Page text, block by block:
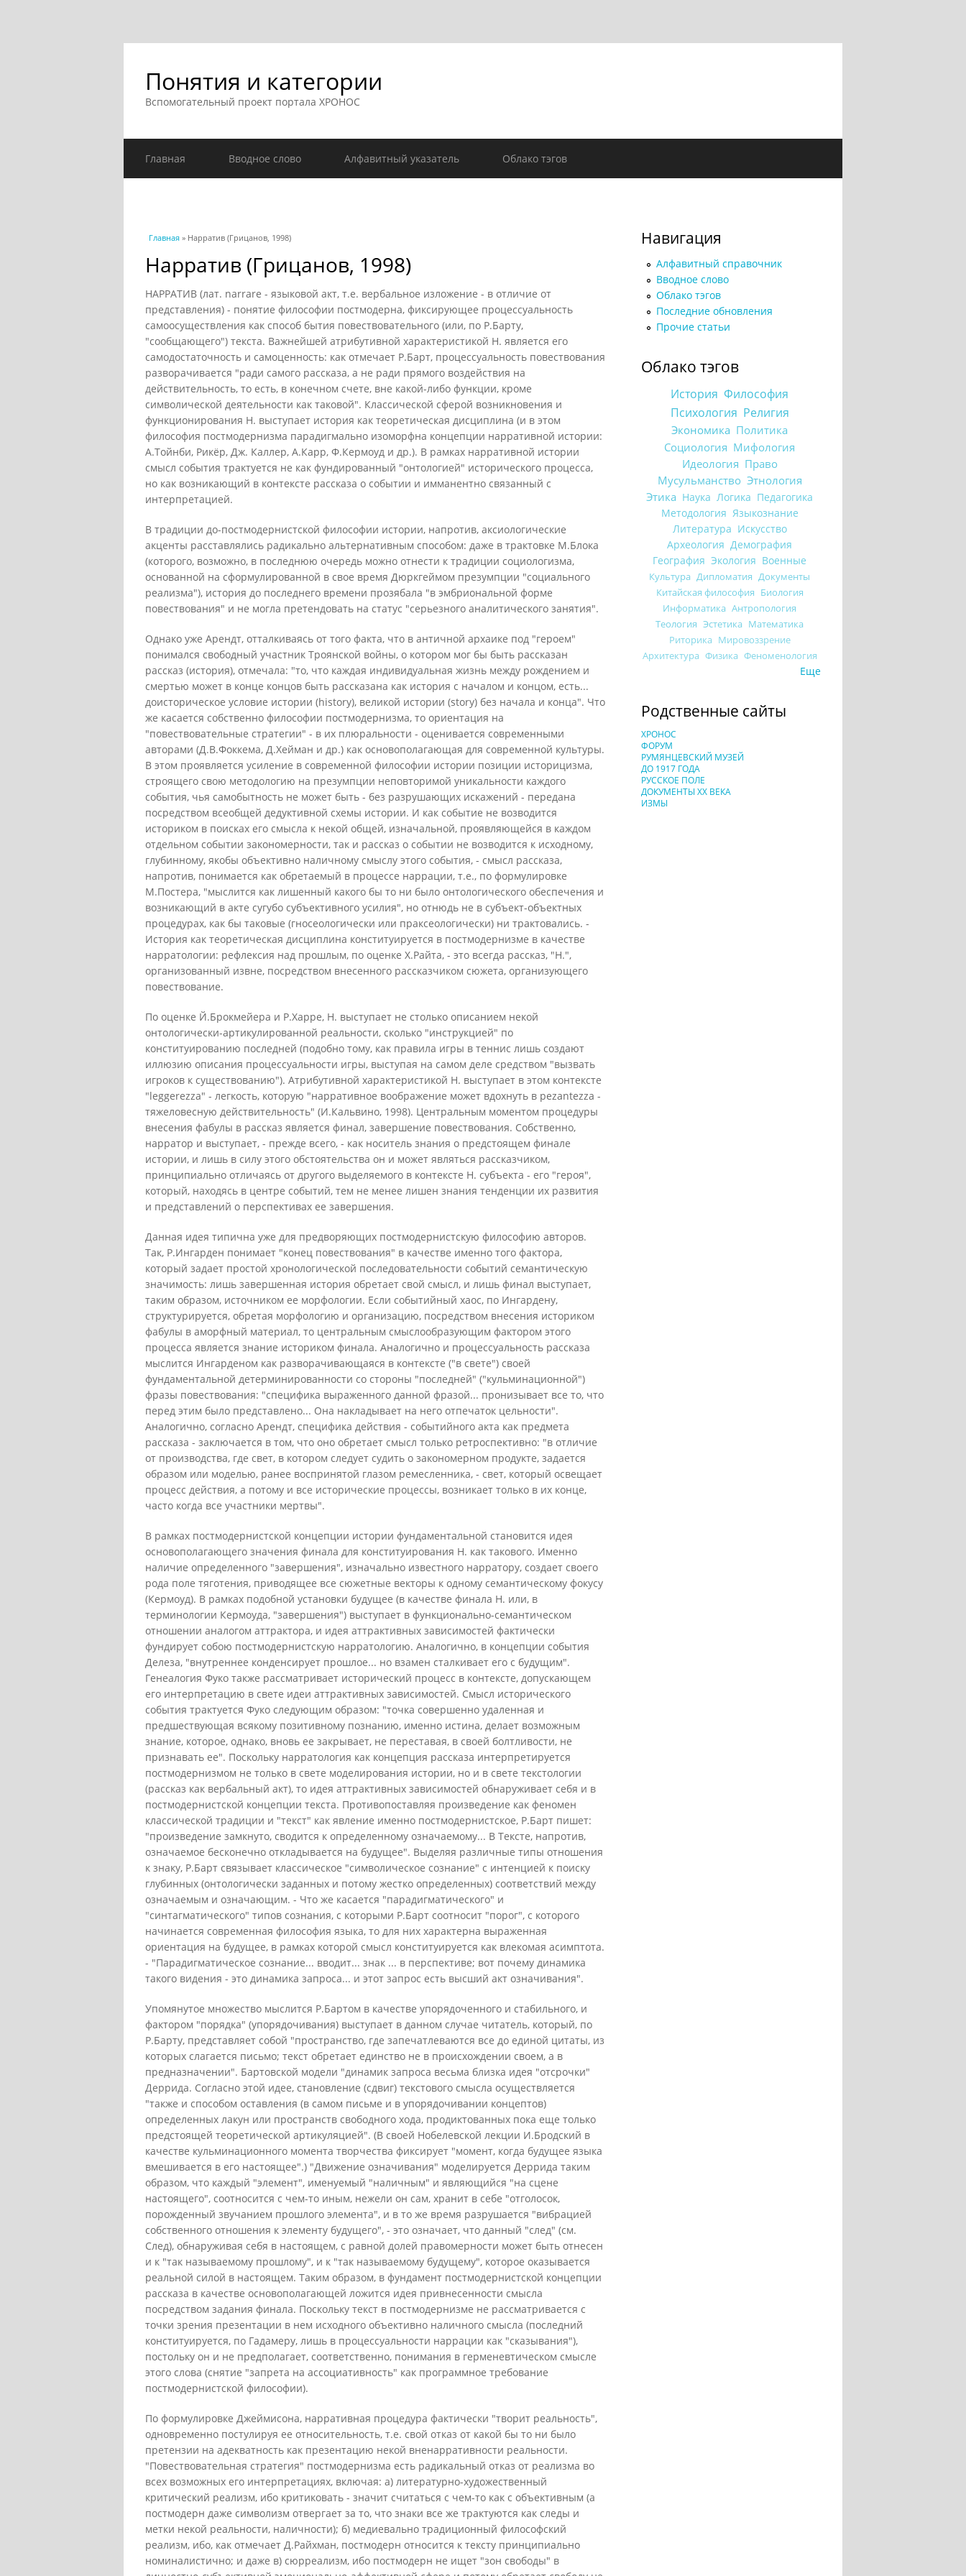
Понятия и категории
Вспомогательный проект портала ХРОНОС
Главная Вводное слово Алфавитный указатель Облако тэгов
Вы здесь
Главная » Нарратив (Грицанов, 1998)
Нарратив (Грицанов, 1998)
НАРРАТИВ (лат. narrare - языковой акт, т.е. вербальное изложение - в отличие от
представления) - понятие философии постмодерна, фиксирующее процессуальность
самоосуществления как способ бытия повествовательного (или, по Р.Барту,
"сообщающего") текста. Важнейшей атрибутивной характеристикой Н. является его
самодостаточность и самоценность: как отмечает Р.Барт, процессуальность повествования
разворачивается "ради самого рассказа, а не ради прямого воздействия на
действительность, то есть, в конечном счете, вне какой-либо функции, кроме
символической деятельности как таковой". Классической сферой возникновения и
функционирования Н. выступает история как теоретическая дисциплина (и в этом
философия постмодернизма парадигмально изоморфна концепции нарративной истории:
А.Тойнби, Рикёр, Дж. Каллер, А.Карр, Ф.Кермоуд и др.). В рамках нарративной истории
смысл события трактуется не как фундированный "онтологией" исторического процесса,
но как возникающий в контексте рассказа о событии и имманентно связанный с
интерпретацией.
В традиции до-постмодернистской философии истории, напротив, аксиологические
акценты расставлялись радикально альтернативным способом: даже в трактовке М.Блока
(которого, возможно, в последнюю очередь можно отнести к традиции социологизма,
основанной на сформулированной в свое время Дюркгеймом презумпции "социального
реализма"), история до последнего времени прозябала "в эмбриональной форме
повествования" и не могла претендовать на статус "серьезного аналитического занятия".
Однако уже Арендт, отталкиваясь от того факта, что в античной архаике под "героем"
понимался свободный участник Троянской войны, о котором мог бы быть рассказан
рассказ (история), отмечала: "то, что каждая индивидуальная жизнь между рождением и
смертью может в конце концов быть рассказана как история с началом и концом, есть...
доисторическое условие истории (history), великой истории (story) без начала и конца". Что
же касается собственно философии постмодернизма, то ориентация на
"повествовательные стратегии" - в их плюральности - оценивается современными
авторами (Д.В.Фоккема, Д.Хейман и др.) как основополагающая для современной культуры.
В этом проявляется усиление в современной философии истории позиции историцизма,
строящего свою методологию на презумпции неповторимой уникальности каждого
события, чья самобытность не может быть - без разрушающих искажений - передана
посредством всеобщей дедуктивной схемы истории. И как событие не возводится
историком в поисках его смысла к некой общей, изначальной, проявляющейся в каждом
отдельном событии закономерности, так и рассказ о событии не возводится к исходному,
глубинному, якобы объективно наличному смыслу этого события, - смысл рассказа,
напротив, понимается как обретаемый в процессе наррации, т.е., по формулировке
М.Постера, "мыслится как лишенный какого бы то ни было онтологического обеспечения и
возникающий в акте сугубо субъективного усилия", но отнюдь не в субъект-объектных
процедурах, как бы таковые (гносеологически или праксеологически) ни трактовались. -
История как теоретическая дисциплина конституируется в постмодернизме в качестве
нарратологии: рефлексия над прошлым, по оценке Х.Райта, - это всегда рассказ, "Н.",
организованный извне, посредством внесенного рассказчиком сюжета, организующего
повествование.
По оценке Й.Брокмейера и Р.Харре, Н. выступает не столько описанием некой
онтологически-артикулированной реальности, сколько "инструкцией" по
конституированию последней (подобно тому, как правила игры в теннис лишь создают
иллюзию описания процессуальности игры, выступая на самом деле средством "вызвать
игроков к существованию"). Атрибутивной характеристикой Н. выступает в этом контексте
"leggerezza" - легкость, которую "нарративное воображение может вдохнуть в pezantezza -
тяжеловесную действительность" (И.Кальвино, 1998). Центральным моментом процедуры
внесения фабулы в рассказ является финал, завершение повествования. Собственно,
нарратор и выступает, - прежде всего, - как носитель знания о предстоящем финале
истории, и лишь в силу этого обстоятельства он и может являться рассказчиком,
принципиально отличаясь от другого выделяемого в контексте Н. субъекта - его "героя",
который, находясь в центре событий, тем не менее лишен знания тенденции их развития
и представлений о перспективах ее завершения.
Данная идея типична уже для предворяющих постмодернистскую философию авторов.
Так, Р.Ингарден понимает "конец повествования" в качестве именно того фактора,
который задает простой хронологической последовательности событий семантическую
значимость: лишь завершенная история обретает свой смысл, и лишь финал выступает,
таким образом, источником ее морфологии. Если событийный хаос, по Ингардену,
структурируется, обретая морфологию и организацию, посредством внесения историком
фабулы в аморфный материал, то центральным смыслообразующим фактором этого
процесса является знание историком финала. Аналогично и процессуальность рассказа
мыслится Ингарденом как разворачивающаяся в контексте ("в свете") своей
фундаментальной детерминированности со стороны "последней" ("кульминационной")
фразы повествования: "специфика выраженного данной фразой... пронизывает все то, что
перед этим было представлено... Она накладывает на него отпечаток цельности".
Аналогично, согласно Арендт, специфика действия - событийного акта как предмета
рассказа - заключается в том, что оно обретает смысл только ретроспективно: "в отличие
от производства, где свет, в котором следует судить о закономерном продукте, задается
образом или моделью, ранее воспринятой глазом ремесленника, - свет, который освещает
процесс действия, а потому и все исторические процессы, возникает только в их конце,
часто когда все участники мертвы".
В рамках постмодернистской концепции истории фундаментальной становится идея
основополагающего значения финала для конституирования Н. как такового. Именно
наличие определенного "завершения", изначально известного нарратору, создает своего
рода поле тяготения, приводящее все сюжетные векторы к одному семантическому фокусу
(Кермоуд). В рамках подобной установки будущее (в качестве финала Н. или, в
терминологии Кермоуда, "завершения") выступает в функционально-семантическом
отношении аналогом аттрактора, и идея аттрактивных зависимостей фактически
фундирует собою постмодернистскую нарратологию. Аналогично, в концепции события
Делеза, "внутреннее конденсирует прошлое... но взамен сталкивает его с будущим".
Генеалогия Фуко также рассматривает исторический процесс в контексте, допускающем
его интерпретацию в свете идеи аттрактивных зависимостей. Смысл исторического
события трактуется Фуко следующим образом: "точка совершенно удаленная и
предшествующая всякому позитивному познанию, именно истина, делает возможным
знание, которое, однако, вновь ее закрывает, не переставая, в своей болтливости, не
признавать ее". Поскольку нарратология как концепция рассказа интерпретируется
постмодернизмом не только в свете моделирования истории, но и в свете текстологии
(рассказ как вербальный акт), то идея аттрактивных зависимостей обнаруживает себя и в
постмодернистской концепции текста. Противопоставляя произведение как феномен
классической традиции и "текст" как явление именно постмодернистское, Р.Барт пишет:
"произведение замкнуто, сводится к определенному означаемому... В Тексте, напротив,
означаемое бесконечно откладывается на будущее". Выделяя различные типы отношения
к знаку, Р.Барт связывает классическое "символическое сознание" с интенцией к поиску
глубинных (онтологически заданных и потому жестко определенных) соответствий между
означаемым и означающим. - Что же касается "парадигматического" и
"синтагматического" типов сознания, с которыми Р.Барт соотносит "порог", с которого
начинается современная философия языка, то для них характерна выраженная
ориентация на будущее, в рамках которой смысл конституируется как влекомая асимптота.
- "Парадигматическое сознание... вводит... знак ... в перспективе; вот почему динамика
такого видения - это динамика запроса... и этот запрос есть высший акт означивания".
Упомянутое множество мыслится Р.Бартом в качестве упорядоченного и стабильного, и
фактором "порядка" (упорядочивания) выступает в данном случае читатель, который, по
Р.Барту, представляет собой "пространство, где запечатлеваются все до единой цитаты, из
которых слагается письмо; текст обретает единство не в происхождении своем, а в
предназначении". Бартовской модели "динамик запроса весьма близка идея "отсрочки"
Деррида. Согласно этой идее, становление (сдвиг) текстового смысла осуществляется
"также и способом оставления (в самом письме и в упорядочивании концептов)
определенных лакун или пространств свободного хода, продиктованных пока еще только
предстоящей теоретической артикуляцией". (В своей Нобелевской лекции И.Бродский в
качестве кульминационного момента творчества фиксирует "момент, когда будущее языка
вмешивается в его настоящее".) "Движение означивания" моделируется Деррида таким
образом, что каждый "элемент", именуемый "наличным" и являющийся "на сцене
настоящего", соотносится с чем-то иным, нежели он сам, хранит в себе "отголосок,
порожденный звучанием прошлого элемента", и в то же время разрушается "вибрацией
собственного отношения к элементу будущего", - это означает, что данный "след" (см.
След), обнаруживая себя в настоящем, с равной долей правомерности может быть отнесен
и к "так называемому прошлому", и к "так называемому будущему", которое оказывается
реальной силой в настоящем. Таким образом, в фундамент постмодернистской концепции
рассказа в качестве основополагающей ложится идея привнесенности смысла
посредством задания финала. Поскольку текст в постмодернизме не рассматривается с
точки зрения презентации в нем исходного объективно наличного смысла (последний
конституируется, по Гадамеру, лишь в процессуальности наррации как "сказывания"),
постольку он и не предполагает, соответственно, понимания в герменевтическом смысле
этого слова (снятие "запрета на ассоциативность" как программное требование
постмодернистской философии).
По формулировке Джеймисона, нарративная процедура фактически "творит реальность",
одновременно постулируя ее относительность, т.е. свой отказ от какой бы то ни было
претензии на адекватность как презентацию некой вненарративности реальности.
"Повествовательная стратегия" постмодернизма есть радикальный отказ от реализма во
всех возможных его интерпретациях, включая: а) литературно-художественный
критический реализм, ибо критиковать - значит считаться с чем-то как с объективным (а
постмодерн даже символизм отвергает за то, что знаки все же трактуются как следы и
метки некой реальности, наличности); б) медиевально традиционный философский
реализм, ибо, как отмечает Д.Райхман, постмодерн относится к тексту принципиально
номиналистично; и даже в) сюрреализм, ибо постмодерн не ищет "зон свободы" в
Навигация
Алфавитный справочник
Вводное слово
Облако тэгов
Последние обновления
Прочие статьи
Облако тэгов
История Философия
Психология Религия
Экономика Политика
Социология Мифология
Идеология Право
Мусульманство Этнология
Этика Наука Логика Педагогика
Методология Языкознание
Литература Искусство
Археология Демография
География Экология Военные
Культура Дипломатия Документы
Китайская философия Биология
Информатика Антропология
Теология Эстетика Математика
Риторика Мировоззрение
Архитектура Физика Феноменология
Еще
Родственные сайты
ХРОНОС
ФОРУМ
РУМЯНЦЕВСКИЙ МУЗЕЙ
ДО 1917 ГОДА
РУССКОЕ ПОЛЕ
ДОКУМЕНТЫ XX ВЕКА
ИЗМЫ